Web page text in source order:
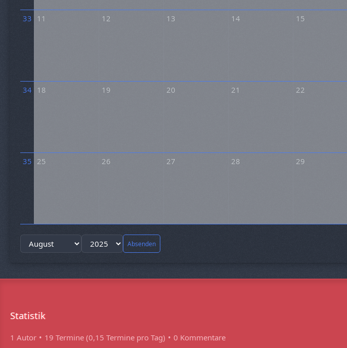
33 11 12 13 14 15
34 18 19 20 21 22
35 25 26 27 28 29
Absenden
Statistik
1 Autor 19 Termine (0,15 Termine pro Tag) 0 Kommentare